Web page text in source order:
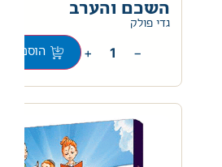
השכם והערב
גדי פולק
−
+ הוספה